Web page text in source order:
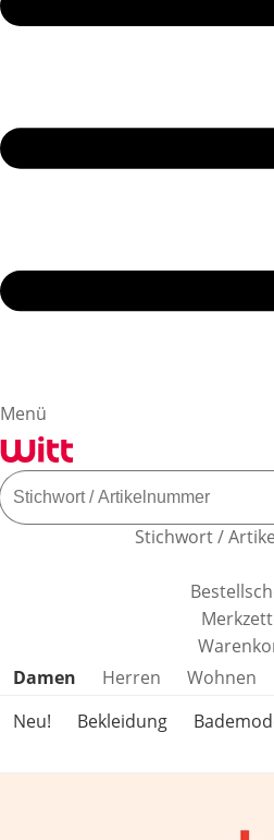
Menü
Stichwort /
Produktkategorien überspringen
Damen Herren
Wohnen
Neu!
Bekleidung